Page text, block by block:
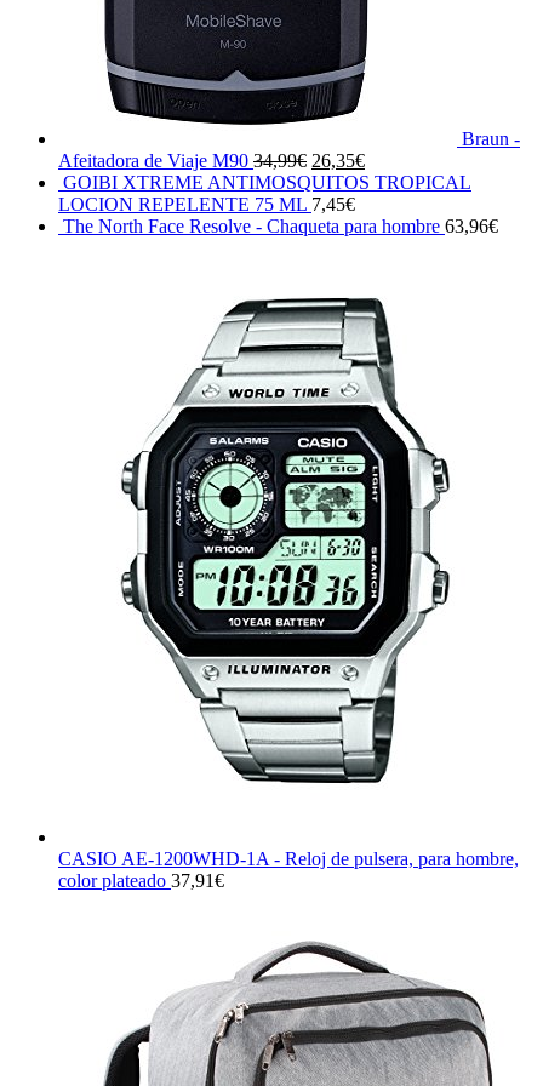
Braun -
Afeitadora de Viaje M90 34,99€ El
precio
original
era:
26,35€El
precio
es:
GOIBI XTREME ANTIMOSQUITOS TROPICAL
LOCION REPELENTE 75 ML 7,45€
The North Face Resolve - Chaqueta para hombre 63,96€
CASIO AE-1200WHD-1A - Reloj de pulsera, para hombre,
color plateado 37,91€